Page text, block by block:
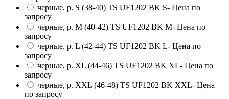
черные, р. S (38-40) TS UF1202 BK S- Цена по
запросу
черные, р. M (40-42) TS UF1202 BK M- Цена по
запросу
черные, р. L (42-44) TS UF1202 BK L- Цена по
запросу
черные, р. XL (44-46) TS UF1202 BK XL- Цена по
запросу
черные, р. XXL (46-48) TS UF1202 BK XXL- Цена
по запросу